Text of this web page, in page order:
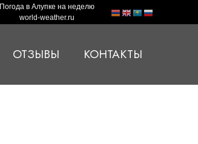
Погода в Алупке на неделю
world-weather.ru
ОТЗЫВЫ КОНТАКТЫ